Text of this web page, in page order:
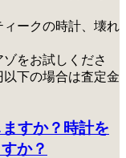
ークの時計、壊れ
をお試しくださ
下の場合は査定金
すか？時計を
か？